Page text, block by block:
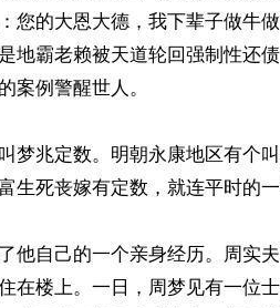
您的大恩大德，我下辈子做牛
地霸老赖被天道轮回强制性还
案例警醒世人。
梦兆定数。明朝永康地区有个
生死丧嫁有定数，就连平时的
他自己的一个亲身经历。周实
在楼上。一日，周梦见有一位